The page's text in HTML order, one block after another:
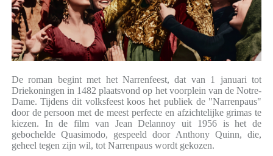
De roman begint met het Narrenfeest, dat van 1 januari tot
Driekoningen in 1482 plaatsvond op het voorplein van de Notre-
Dame. Tijdens dit volksfeest koos het publiek de "Narrenpaus"
door de persoon met de meest perfecte en afzichtelijke grimas te
kiezen. In de film van Jean Delannoy uit 1956 is het de
gebochelde Quasimodo, gespeeld door Anthony Quinn, die,
geheel tegen zijn wil, tot Narrenpaus wordt gekozen.